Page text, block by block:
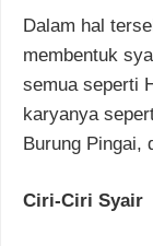
Dalam hal
membentuk
semua seperti
karyanya
Burung Pingai,
Ciri-Ciri Syair